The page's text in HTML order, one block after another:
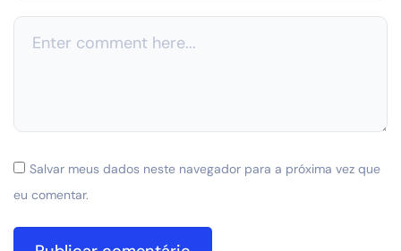
Salvar meus dados neste navegador para a próxima vez que
eu comentar.